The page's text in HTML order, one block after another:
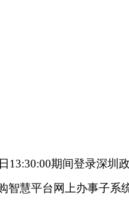
13:30:00期间登录深圳
智慧平台网上办事子系